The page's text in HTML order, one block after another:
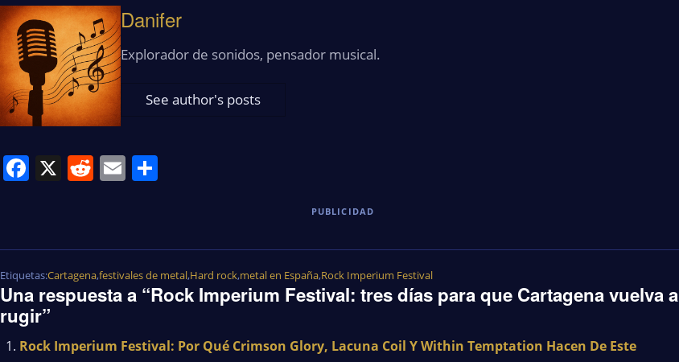
Danifer
Explorador de sonidos, pensador musical.
See author's posts
Facebook
X Reddit
Email
PUBLICIDAD
Etiquetas:Cartagena,festivales de metal,Hard rock,metal en España,Rock Imperium Festival
Una respuesta a “Rock Imperium Festival: tres días para que Cartagena vuelva a
rugir”
Rock Imperium Festival: Por Qué Crimson Glory, Lacuna Coil Y Within Temptation Hacen De Este